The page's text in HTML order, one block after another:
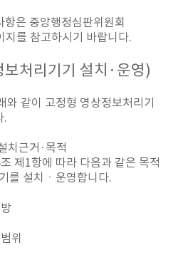
은 중앙행정심판위원회
를 참고하시기 바랍니다.
처리기기 설치 · 운영)
같이 고정형 영상정보처리기
.
치근거·목적
제1항에 따라 다음과 같은 목적
를 설치ㆍ운영합니다.
위